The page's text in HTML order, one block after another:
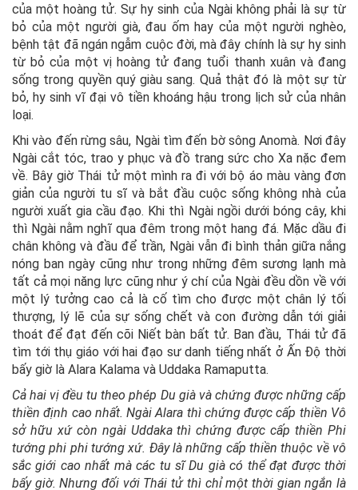
của một hoàng tử. Sự hy sinh của Ngài không phải là sự từ
bỏ của một người già, đau ốm hay của một người nghèo,
bệnh tật đã ngán ngẫm cuộc đời, mà đây chính là sự hy sinh
từ bỏ của một vị hoàng tử đang tuổi thanh xuân và đang
sống trong quyền quý giàu sang. Quả thật đó là một sự từ
bỏ, hy sinh vĩ đại vô tiền khoáng hậu trong lịch sử của nhân
loại.
Khi vào đến rừng sâu, Ngài tìm đến bờ sông Anomà. Nơi đây
Ngài cắt tóc, trao y phục và đồ trang sức cho Xa nặc đem
về. Bây giờ Thái tử một mình ra đi với bộ áo màu vàng đơn
giản của người tu sĩ và bắt đầu cuộc sống không nhà của
người xuất gia cầu đạo. Khi thì Ngài ngồi dưới bóng cây, khi
thì Ngài nằm nghĩ qua đêm trong một hang đá. Mặc dầu đi
chân không và đầu để trần, Ngài vẫn đi bình thản giữa nắng
nóng ban ngày cũng như trong những đêm sương lạnh mà
tất cả mọi năng lực cũng như ý chí của Ngài đều dồn về với
một lý tưởng cao cả là cố tìm cho được một chân lý tối
thượng, lý lẽ của sự sống chết và con đường dẫn tới giải
thoát để đạt đến cõi Niết bàn bất tử. Ban đầu, Thái tử đã
tìm tới thụ giáo với hai đạo sư danh tiếng nhất ở Ấn Độ thời
bấy giờ là Alara Kalama và Uddaka Ramaputta.
Cả hai vị đều tu theo phép Du già và chứng được những cấp
thiền định cao nhất. Ngài Alara thì chứng được cấp thiền Vô
sở hữu xứ còn ngài Uddaka thì chứng được cấp thiền Phi
tướng phi phi tướng xứ. Đây là những cấp thiền thuộc về vô
sắc giới cao nhất mà các tu sĩ Du già có thể đạt được thời
bấy giờ. Nhưng đối với Thái tử thì chỉ một thời gian ngắn là